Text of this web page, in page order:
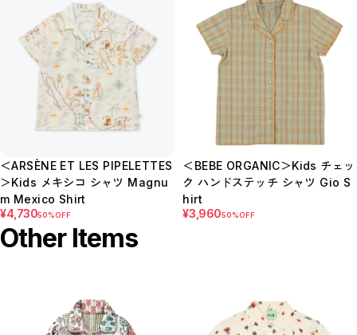
＜ARSÈNE ET LES PIPELETTES
＞Kids メキシコ シャツ Magnu
m Mexico Shirt
¥4,73050%OFF
＜BEBE ORGANIC＞Kids チェッ
ク ハンドステッチ シャツ Gio S
hirt
¥3,96050%OFF
Other Items